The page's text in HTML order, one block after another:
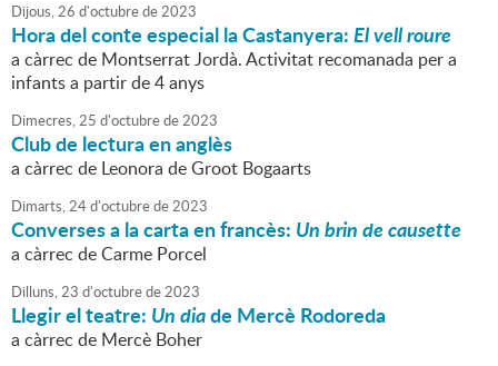
Dijous,26 d'octubrede2023
Hora del conte especial la Castanyera:El vell roure
a càrrec de Montserrat Jordà. Activitat recomanada per a
infants a partir de 4 anys
Dimecres,25 d'octubrede2023
Club de lectura en anglès
a càrrec de Leonora de Groot Bogaarts
Dimarts,24d'octubrede2023
Converses a la carta en francès: Un brin de causette
a càrrec de Carme Porcel
Dilluns,23 d'octubrede2023
Llegir el teatre: Un diade Mercè Rodoreda
a càrrec de Mercè Boher